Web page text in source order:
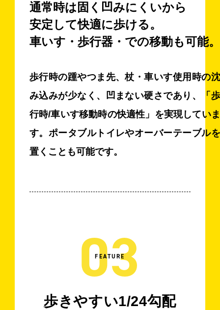
通常時は固く凹みにくいから
安定して快適に歩ける。
車いす・歩行器・での移動も可能。
歩行時の踵やつま先、杖・車いす使用時の沈
み込みが少なく、凹まない硬さであり、「歩
行時/車いす移動時の快適性」を実現していま
す。ポータブルトイレやオーバーテーブルを
置くことも可能です。
03
FEATURE
歩きやすい1/24勾配